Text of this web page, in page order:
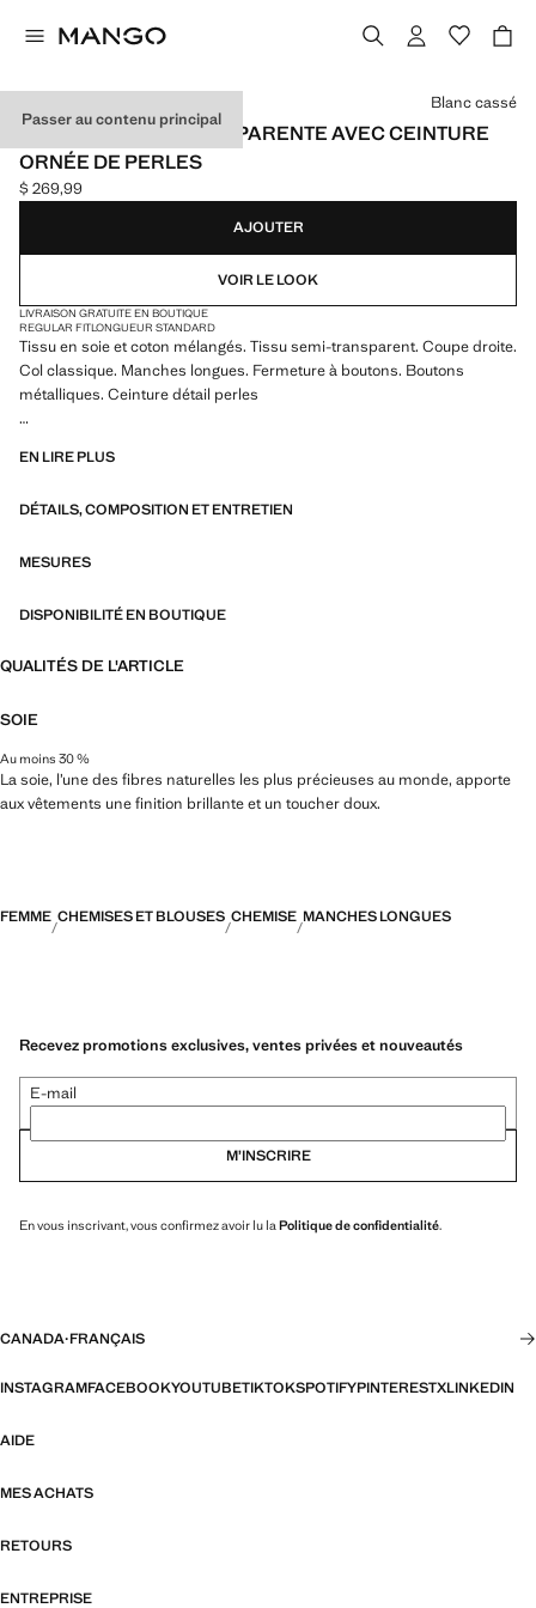
Passer au contenu principal
CHEMISE SEMI-TRANSPARENTE AVEC CEINTURE
ORNÉE DE PERLES
Prix actuel [$ 269,99 ]
$ 269,99
Choisissez une couleur
Blanc cassé
AJOUTER
VOIR LE LOOK
LIVRAISON GRATUITE EN BOUTIQUE
REGULAR FITLONGUEUR STANDARD
Tissu en soie et coton mélangés. Tissu semi-transparent. Coupe droite.
Col classique. Manches longues. Fermeture à boutons. Boutons
métalliques. Ceinture détail perles
les plus singulières pour donner vie à une collection estivale à l’énergie
ECKHAUS LATTA x MANGO présente des silhouettes légères,
l’expression personnelle aussi bien au quotidien en milieu urbain que
EN LIRE PLUS
DÉTAILS, COMPOSITION ET ENTRETIEN
MESURES
DISPONIBILITÉ EN BOUTIQUE
QUALITÉS DE L'ARTICLE
SOIE
Au moins 30 %
La soie, l’une des fibres naturelles les plus précieuses au monde, apporte
aux vêtements une finition brillante et un toucher doux.
FEMME CHEMISES ET BLOUSES CHEMISE MANCHES LONGUES
Recevez promotions exclusives, ventes privées et nouveautés
E-mail
M’INSCRIRE
En vous inscrivant, vous confirmez avoir lu laPolitique de confidentialité.
CANADA·FRANÇAIS
INSTAGRAMFACEBOOKYOUTUBETIKTOKSPOTIFYPINTERESTXLINKEDIN
AIDE
MES ACHATS
RETOURS
ENTREPRISE